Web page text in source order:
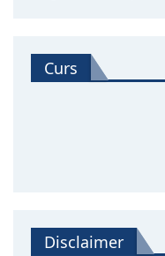
Curs
Disclaimer